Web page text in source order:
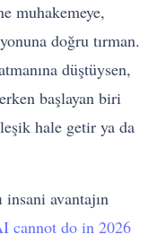
muhakemeye,
doğru tırman.
düştüysen,
başlayan biri
hale getir ya da
insani avantajın
cannot do in 2026